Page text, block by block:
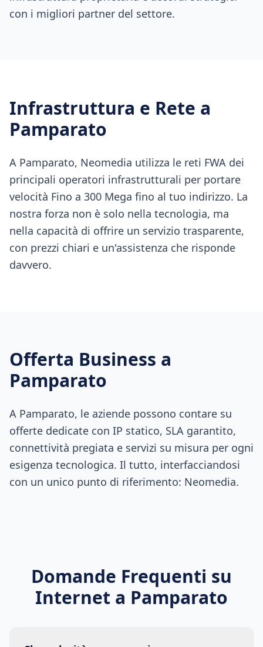
con i migliori partner del settore.
Infrastruttura e Rete a
Pamparato
A Pamparato, Neomedia utilizza le reti FWA dei
principali operatori infrastrutturali per portare
velocità Fino a 300 Mega fino al tuo indirizzo. La
nostra forza non è solo nella tecnologia, ma
nella capacità di offrire un servizio trasparente,
con prezzi chiari e un'assistenza che risponde
davvero.
Offerta Business a
Pamparato
A Pamparato, le aziende possono contare su
offerte dedicate con IP statico, SLA garantito,
connettività pregiata e servizi su misura per ogni
esigenza tecnologica. Il tutto, interfacciandosi
con un unico punto di riferimento: Neomedia.
Domande Frequenti su
Internet a Pamparato